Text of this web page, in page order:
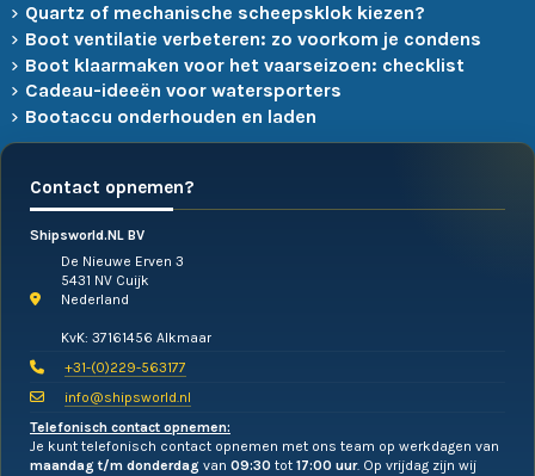
Quartz of mechanische scheepsklok kiezen?
Boot ventilatie verbeteren: zo voorkom je condens
Boot klaarmaken voor het vaarseizoen: checklist
Cadeau-ideeën voor watersporters
Bootaccu onderhouden en laden
Contact opnemen?
Shipsworld.NL BV
De Nieuwe Erven 3
5431 NV Cuijk
Nederland
KvK: 37161456 Alkmaar
+31-(0)229-563177
info@shipsworld.nl
Telefonisch contact opnemen:
Je kunt telefonisch contact opnemen met ons team op werkdagen van
maandag t/m donderdag van 09:30 tot 17:00 uur. Op vrijdag zijn wij